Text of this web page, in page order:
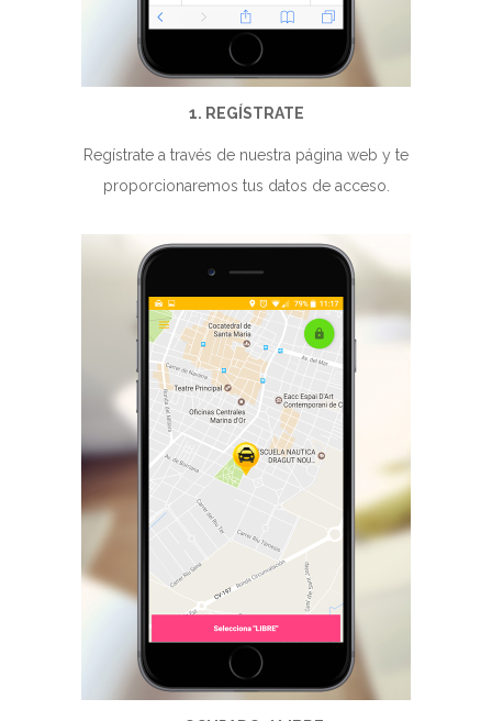
1. REGÍSTRATE
Regístrate a través de nuestra página web y te
proporcionaremos tus datos de acceso.